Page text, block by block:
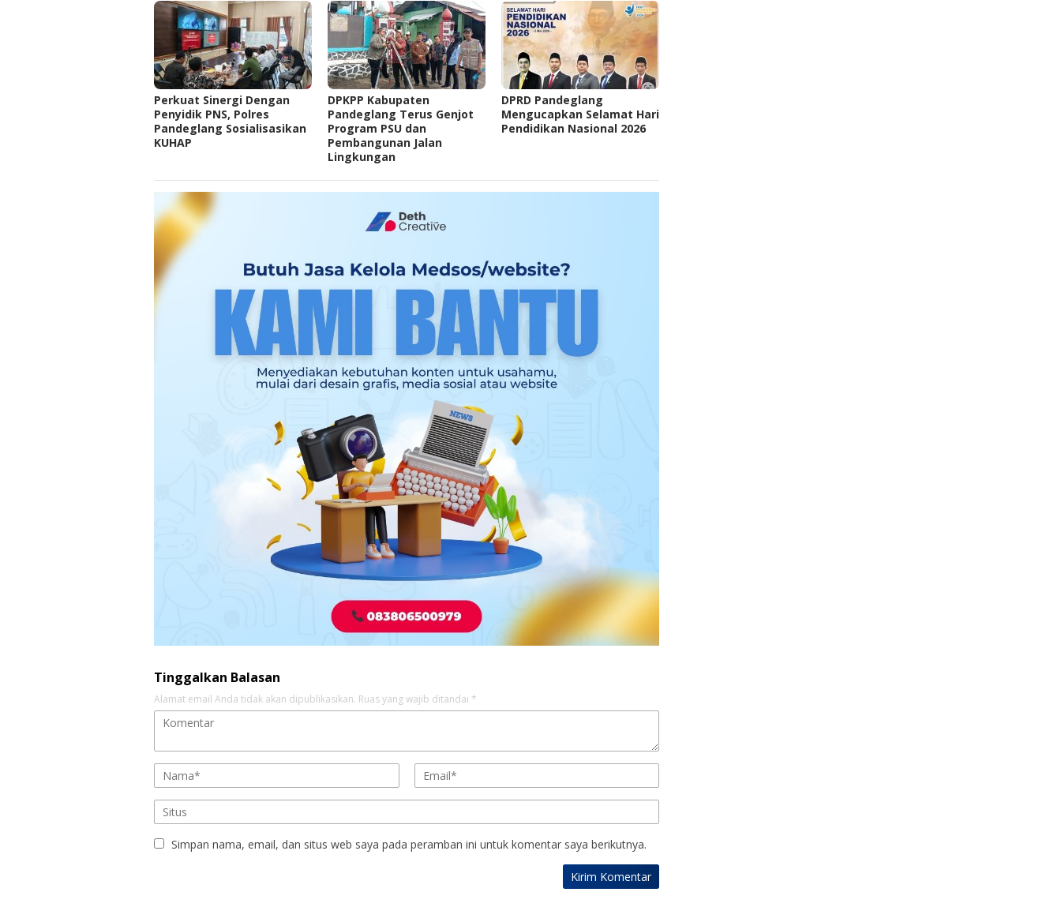
Perkuat Sinergi Dengan
Penyidik PNS, Polres
Pandeglang Sosialisasikan
KUHAP
DPKPP Kabupaten
Pandeglang Terus Genjot
Program PSU dan
Pembangunan Jalan
Lingkungan
DPRD Pandeglang
Mengucapkan Selamat Hari
Pendidikan Nasional 2026
Tinggalkan Balasan
Alamat email Anda tidak akan dipublikasikan. Ruas yang wajib ditandai *
Simpan nama, email, dan situs web saya pada peramban ini untuk komentar saya berikutnya.